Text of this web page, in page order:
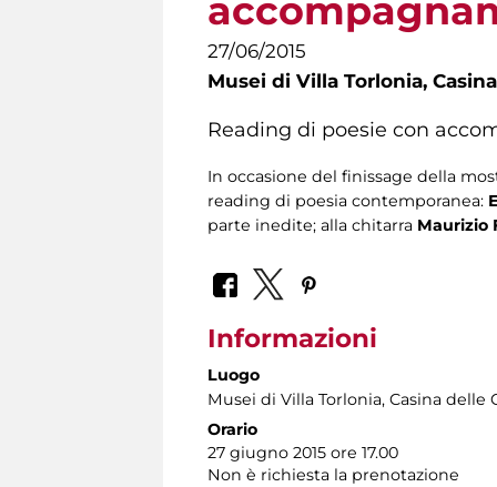
27/06/2015
Musei di Villa Torlonia,
Reading di poesie con
In occasione del finissage della
reading di poesia contemporanea:
parte inedite; alla chitarra Maurizio
Informazioni
Luogo
Musei di Villa Torlonia, Casina delle
Orario
27 giugno 2015 ore 17.00
Non è richiesta la prenotazione